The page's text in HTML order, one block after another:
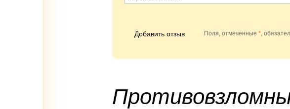
Добавить отзыв Поля, отмеченные *,